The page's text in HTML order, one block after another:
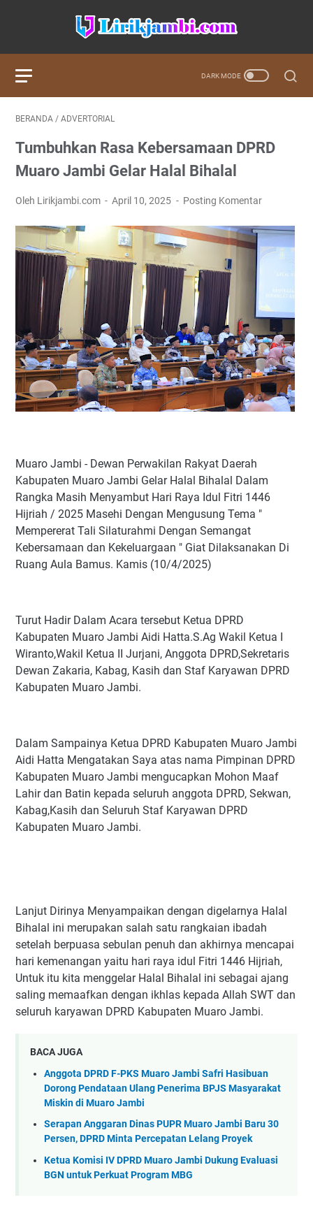
BERANDA / ADVERTORIAL
Tumbuhkan Rasa Kebersamaan DPRD
Muaro Jambi Gelar Halal Bihalal
Oleh Lirikjambi.com April 10, 2025 Posting Komentar
Muaro Jambi - Dewan Perwakilan Rakyat Daerah
Kabupaten Muaro Jambi Gelar Halal Bihalal Dalam
Rangka Masih Menyambut Hari Raya Idul Fitri 1446
Hijriah / 2025 Masehi Dengan Mengusung Tema "
Mempererat Tali Silaturahmi Dengan Semangat
Kebersamaan dan Kekeluargaan " Giat Dilaksanakan Di
Ruang Aula Bamus. Kamis (10/4/2025)
Turut Hadir Dalam Acara tersebut Ketua DPRD
Kabupaten Muaro Jambi Aidi Hatta.S.Ag Wakil Ketua I
Wiranto,Wakil Ketua II Jurjani, Anggota DPRD,Sekretaris
Dewan Zakaria, Kabag, Kasih dan Staf Karyawan DPRD
Kabupaten Muaro Jambi.
Dalam Sampainya Ketua DPRD Kabupaten Muaro Jambi
Aidi Hatta Mengatakan Saya atas nama Pimpinan DPRD
Kabupaten Muaro Jambi mengucapkan Mohon Maaf
Lahir dan Batin kepada seluruh anggota DPRD, Sekwan,
Kabag,Kasih dan Seluruh Staf Karyawan DPRD
Kabupaten Muaro Jambi.
Lanjut Dirinya Menyampaikan dengan digelarnya Halal
Bihalal ini merupakan salah satu rangkaian ibadah
setelah berpuasa sebulan penuh dan akhirnya mencapai
hari kemenangan yaitu hari raya idul Fitri 1446 Hijriah,
Untuk itu kita menggelar Halal Bihalal ini sebagai ajang
saling memaafkan dengan ikhlas kepada Allah SWT dan
seluruh karyawan DPRD Kabupaten Muaro Jambi.
BACA JUGA
Anggota DPRD F-PKS Muaro Jambi Safri Hasibuan
Dorong Pendataan Ulang Penerima BPJS Masyarakat
Miskin di Muaro Jambi
Serapan Anggaran Dinas PUPR Muaro Jambi Baru 30
Persen, DPRD Minta Percepatan Lelang Proyek
Ketua Komisi IV DPRD Muaro Jambi Dukung Evaluasi
BGN untuk Perkuat Program MBG